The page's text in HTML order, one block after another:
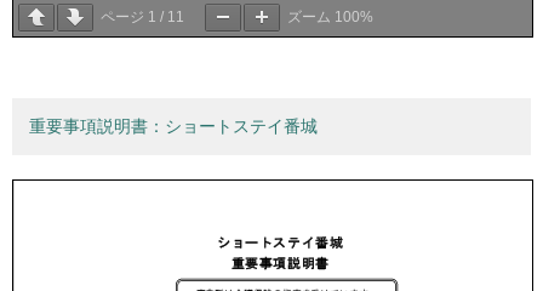
ページ 1 / 11 ズーム 100%
重要事項説明書：ショートステイ番城